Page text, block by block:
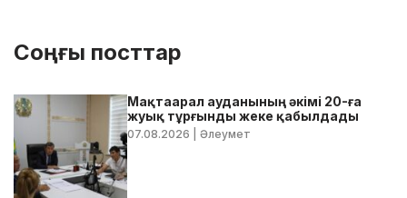
Соңғы посттар
Мақтаарал ауданының әкімі 20-ға
жуық тұрғынды жеке қабылдады
07.08.2026 | Әлеумет